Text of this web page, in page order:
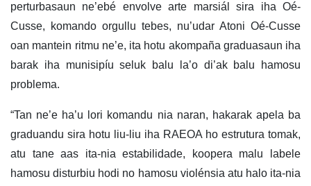
perturbasaun ne’ebé envolve arte marsiál sira iha Oé-
Cusse, komando orgullu tebes, nu’udar Atoni Oé-Cusse
oan mantein ritmu ne’e, ita hotu akompaña graduasaun iha
barak iha munisipíu seluk balu la’o di’ak balu hamosu
problema.
“Tan ne’e ha’u lori komandu nia naran, hakarak apela ba
graduandu sira hotu liu-liu iha RAEOA ho estrutura tomak,
atu tane aas ita-nia estabilidade, koopera malu labele
hamosu disturbiu hodi no hamosu violénsia atu halo ita-nia